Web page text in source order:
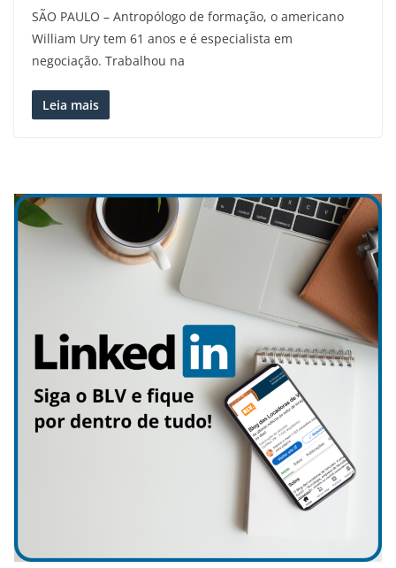
SÃO PAULO – Antropólogo de formação, o americano
William Ury tem 61 anos e é especialista em
negociação. Trabalhou na
Leia mais